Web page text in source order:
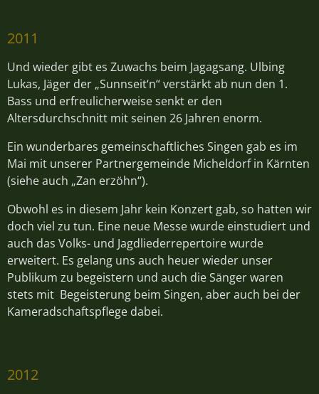
2011
Und wieder gibt es Zuwachs beim Jagagsang. Ulbing
Lukas, Jäger der „Sunnseit‘n“ verstärkt ab nun den 1.
Bass und erfreulicherweise senkt er den
Altersdurchschnitt mit seinen 26 Jahren enorm.
Ein wunderbares gemeinschaftliches Singen gab es im
Mai mit unserer Partnergemeinde Micheldorf in Kärnten
(siehe auch „Zan erzöhn“).
Obwohl es in diesem Jahr kein Konzert gab, so hatten wir
doch viel zu tun. Eine neue Messe wurde einstudiert und
auch das Volks- und Jagdliederrepertoire wurde
erweitert. Es gelang uns auch heuer wieder unser
Publikum zu begeistern und auch die Sänger waren
stets mit Begeisterung beim Singen, aber auch bei der
Kameradschaftspflege dabei.
2012